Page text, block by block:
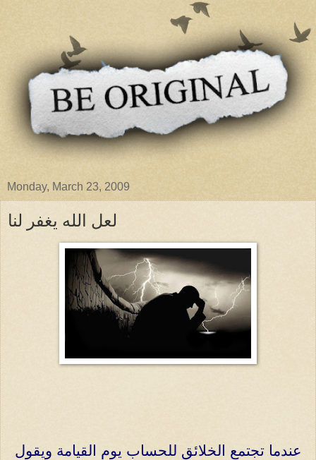
Monday, March 23, 2009
لعل الله يغفر لنا
عندما تجتمع الخلائق للحساب يوم القيامة ويقول